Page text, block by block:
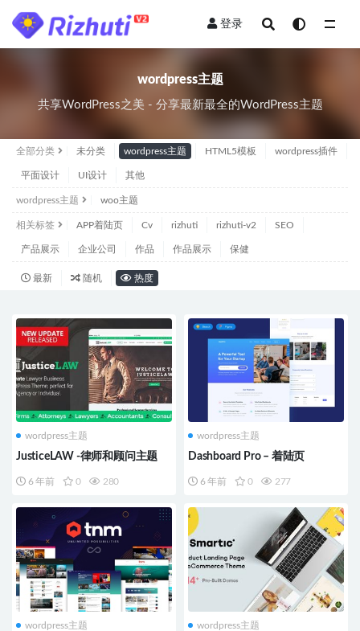
登录
wordpress主题
共享WordPress之美 - 分享最新最全的WordPress主题
全部分类 未分类 wordpress主题 HTML5模板 wordpress插件
平面设计 UI设计 其他
wordpress主题 woo主题
相关标签 APP着陆页 Cv rizhuti rizhuti-v2 SEO
产品展示 企业公司 作品 作品展示 保健
最新 随机 热度
wordpress主题
JusticeLAW -律师和顾问主题
6 年前 0 280
wordpress主题
Dashboard Pro – 着陆页
6 年前 0 277
wordpress主题 wordpress主题